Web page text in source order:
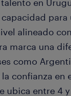
en
para
alineado
marca una
como
confianza en
ubica entre 4